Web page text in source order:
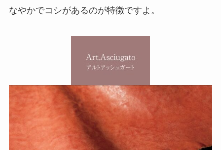
なやかでコシがあるのが特徴ですよ。